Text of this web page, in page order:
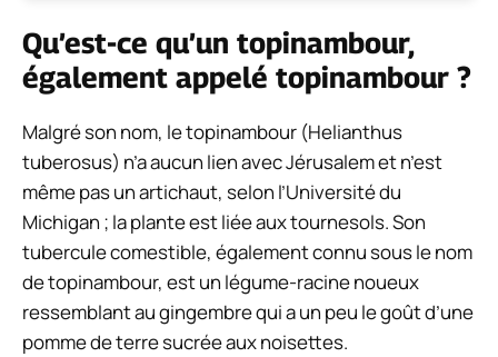
Qu’est-ce qu’un topinambour,
également appelé topinambour ?
Malgré son nom, le topinambour (Helianthus
tuberosus) n’a aucun lien avec Jérusalem et n’est
même pas un artichaut, selon l’Université du
Michigan ; la plante est liée aux tournesols. Son
tubercule comestible, également connu sous le nom
de topinambour, est un légume-racine noueux
ressemblant au gingembre qui a un peu le goût d’une
pomme de terre sucrée aux noisettes.